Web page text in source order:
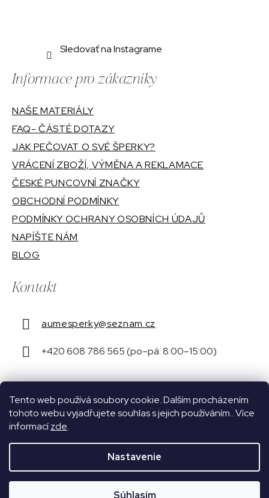
Tento web používá soubory cookie. Dalším procházením
tohoto webu vyjadřujete souhlas s jejich používáním.. Více
informacízde.
Nastavenie
Súhlasím
Sledovať na Instagrame
Informace pro zákazníky
NAŠE MATERIÁLY
FAQ- ČÁSTÉ DOTAZY
JAK PEČOVAT O SVÉ ŠPERKY?
VRÁCENÍ ZBOŽÍ, VÝMĚNA A REKLAMACE
ČESKÉ PUNCOVNÍ ZNAČKY
OBCHODNÍ PODMÍNKY
PODMÍNKY OCHRANY OSOBNÍCH ÚDAJŮ
NAPÍŠTE NÁM
BLOG
Kontakt
aumesperky@seznam.cz
+420 608 786 565 (po–pá: 8:00–15:00)
Jsme registrováni u Puncovního úřadu České
republiky pod číslem 16087.